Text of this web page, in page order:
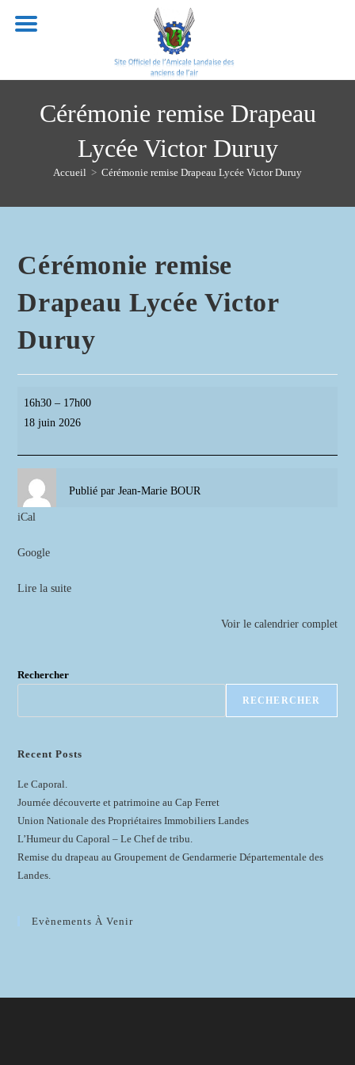
Cérémonie remise Drapeau
Lycée Victor Duruy
Accueil > Cérémonie remise Drapeau Lycée Victor Duruy
Cérémonie remise
Drapeau Lycée Victor
Duruy
Cérémonie
remise
Lycée
Duruy
16h30 – 17h00
18 juin 2026
Publié par Jean-Marie BOUR
iCal
Google
Lire la suite
Voir le calendrier complet
Rechercher
RECHERCHER
Recent Posts
Le Caporal.
Journée découverte et patrimoine au Cap Ferret
Union Nationale des Propriétaires Immobiliers Landes
L’Humeur du Caporal – Le Chef de tribu.
Remise du drapeau au Groupement de Gendarmerie Départementale des
Landes.
Evènements À Venir